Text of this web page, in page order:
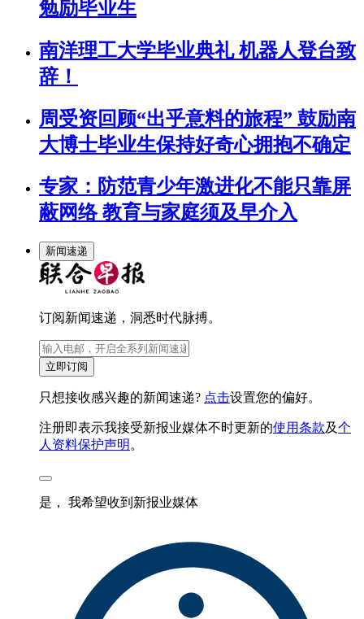
勉励毕业生
南洋理工大学毕业典礼 机器人登台致
辞！
周受资回顾“出乎意料的旅程” 鼓励南
大博士毕业生保持好奇心拥抱不确定
专家：防范青少年激进化不能只靠屏
蔽网络 教育与家庭须及早介入
新闻速递
订阅新闻速递，洞悉时代脉搏。
立即订阅
只想接收感兴趣的新闻速递? 点击设置您的偏好。
注册即表示我接受新报业媒体不时更新的使用条款及个
人资料保护声明 。
是， 我希望收到新报业媒体